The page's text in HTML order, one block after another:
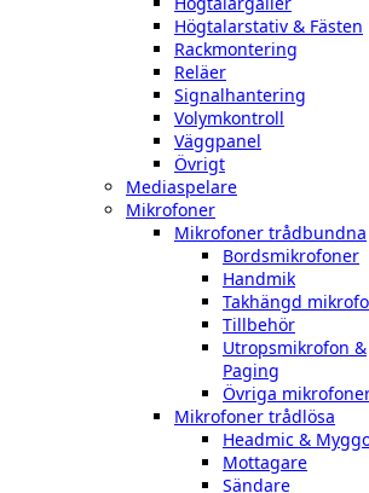
Högtalarstativ & Fästen
Rackmontering
Reläer
Signalhantering
Volymkontroll
Väggpanel
Övrigt
Mediaspelare
Mikrofoner
Mikrofoner trådbundna
Bordsmikrofoner
Handmik
Takhängd
Tillbehör
Utropsmikrofon &
Paging
Övriga
Mikrofoner trådlösa
Headmic &
Mottagare
Sändare